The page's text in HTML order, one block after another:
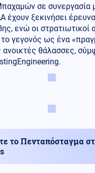
σε συνεργασία
έχουν ξεκινήσει
ενώ οι στρατιωτικοί
γεγονός ως ένα
ανοικτές θάλασσες,
το Πενταπόσταγμα